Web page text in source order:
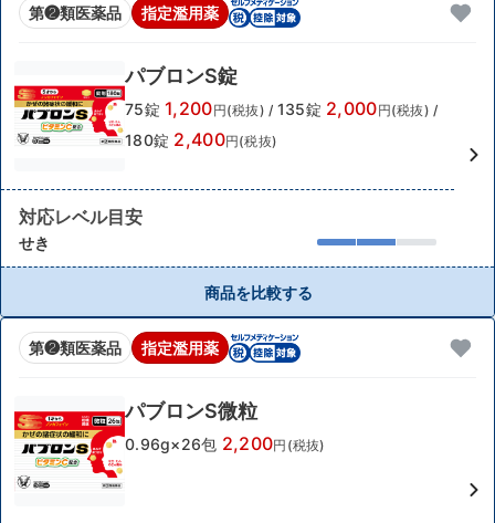
第❷類医薬品 指定濫用薬
パブロンS錠
75錠 1,200円(税抜) / 135錠 2,000円(税抜) /
180錠 2,400円(税抜)
対応レベル目安
せき
商品を比較する
第❷類医薬品 指定濫用薬
パブロンS微粒
0.96g×26包 2,200円(税抜)